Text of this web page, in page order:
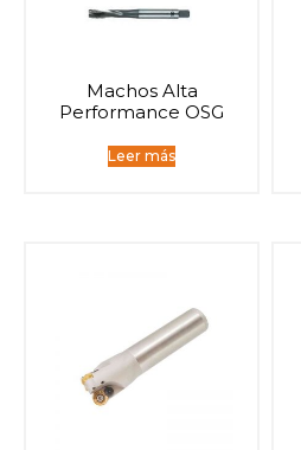
Machos Alta
Performance OSG
Leer más